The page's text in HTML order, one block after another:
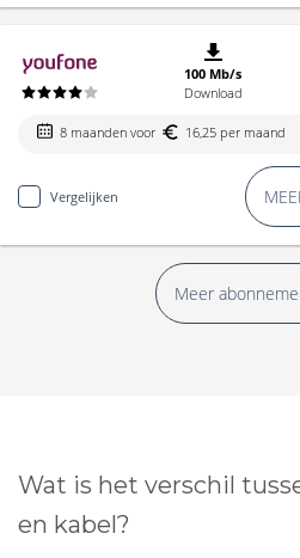
100 Mb/s
Download
8 maanden voor 16,25 per maand
Vergelijken
Meer
Wat is het verschil
en kabel?